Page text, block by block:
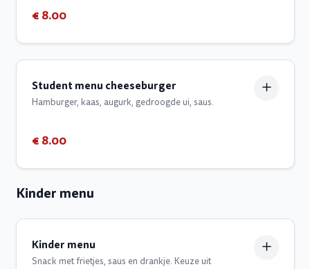
€ 8.00
Student menu cheeseburger
Hamburger, kaas, augurk, gedroogde ui, saus.
€ 8.00
Kinder menu
Kinder menu
Snack met frietjes, saus en drankje. Keuze uit